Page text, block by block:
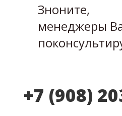
Зноните,
менеджеры
+7 (908)